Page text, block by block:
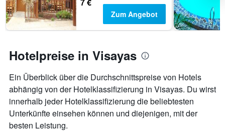
7 €
Zum Angebot
Hotelpreise in Visayas
Ein Überblick über die Durchschnittspreise von Hotels
abhängig von der Hotelklassifizierung in Visayas. Du wirst
innerhalb jeder Hotelklassifizierung die beliebtesten
Unterkünfte einsehen können und diejenigen, mit der
besten Leistung.